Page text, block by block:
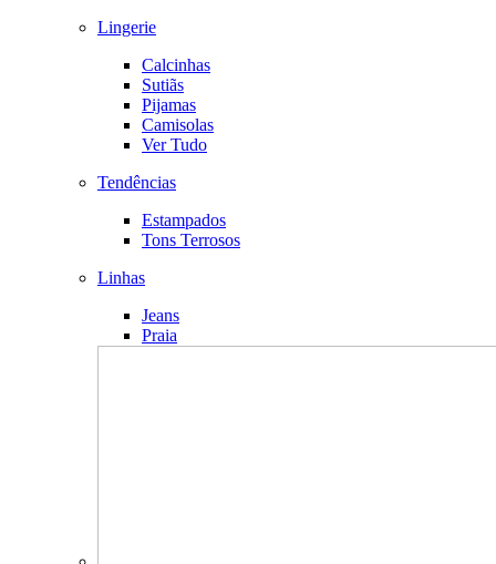
Lingerie
Calcinhas
Sutiãs
Pijamas
Camisolas
Ver Tudo
Tendências
Estampados
Tons Terrosos
Linhas
Jeans
Praia